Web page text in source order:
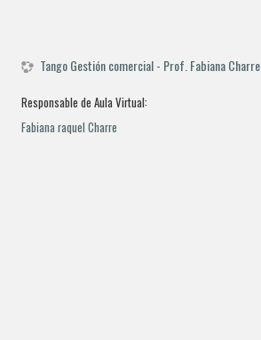
Tango Gestión comercial - Prof. Fabiana Charre
Responsable de Aula Virtual:
Fabiana raquel Charre